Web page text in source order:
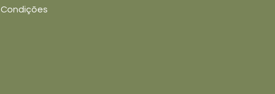
Condições